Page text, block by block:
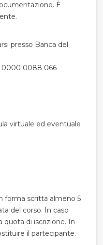
È
presso Banca del
0000 0088 066
virtuale ed eventuale
forma scritta almeno 5
del corso. In caso
quota di iscrizione. In
il partecipante.